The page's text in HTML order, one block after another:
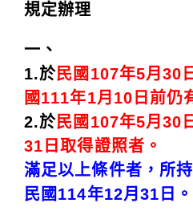
規定辦理
一、
1.於民國107年5月30
國111年1月10日前仍
2.於民國107年5月30
31日取得證照者。
滿足以上條件者，所
民國114年12月31日。